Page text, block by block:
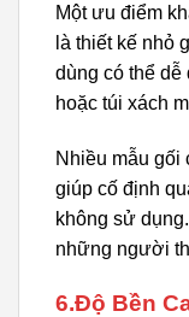
Một ưu điểm
là thiết kế nhỏ
dùng có thể dễ
hoặc túi xách
Nhiều mẫu gối
giúp cố định
không sử
những người
6.Độ Bền